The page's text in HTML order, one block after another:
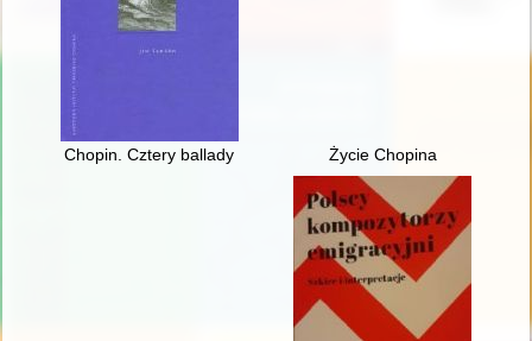
Chopin. Cztery ballady Życie Chopina